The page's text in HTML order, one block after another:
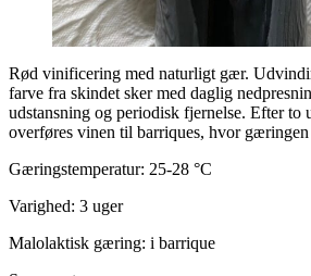
Rød vinificering med naturligt gær.
farve fra skindet sker med daglig
udstansning og periodisk fjernelse. Efter to
overføres vinen til barriques, hvor gæringen
Gæringstemperatur: 25-28 °C
Varighed: 3 uger
Malolaktisk gæring: i barrique